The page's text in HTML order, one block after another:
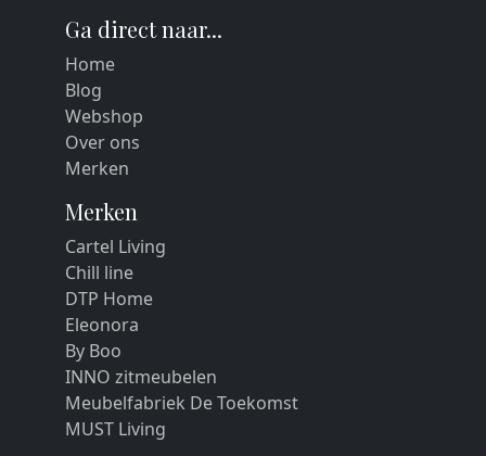
Ga direct naar...
Home
Blog
Webshop
Over ons
Merken
Merken
Cartel Living
Chill line
DTP Home
Eleonora
By Boo
INNO zitmeubelen
Meubelfabriek De Toekomst
MUST Living